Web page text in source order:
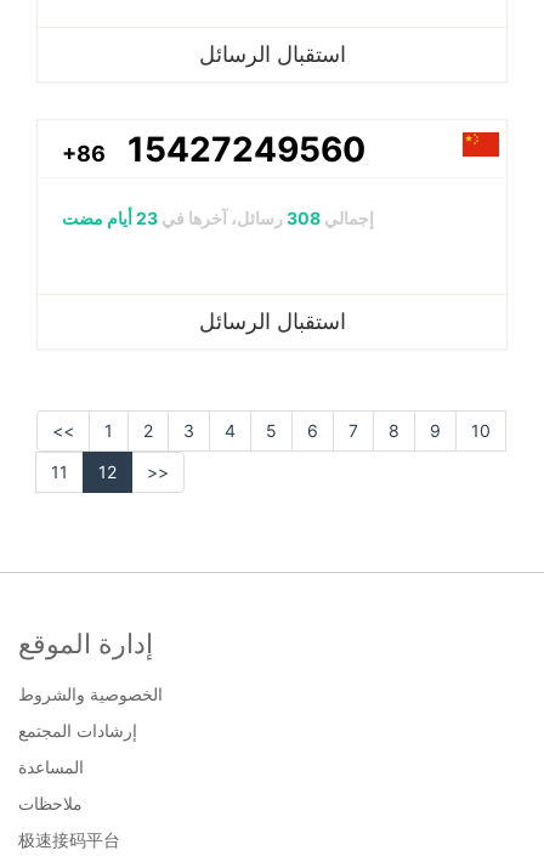
استقبال الرسائل
+86 15427249560
إجمالي 308 رسائل، آخرها في 23 أيام مضت
استقبال الرسائل
<< 1 2 3 4 5 6 7 8 9
10
11
12 >>
إدارة الموقع
الخصوصية والشروط
إرشادات المجتمع
المساعدة
ملاحظات
极速接码平台